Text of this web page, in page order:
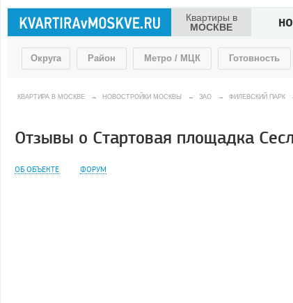
Квартиры в
МОСКВЕ
Округа Район Метро / МЦК Готовность
КВАРТИРА В МОСКВЕ → НОВОСТРОЙКИ МОСКВЫ → ЗАО → ФИЛЕВСКИЙ ПАРК
Отзывы о Стартовая площадка
ОБ ОБЪЕКТЕ ФОРУМ